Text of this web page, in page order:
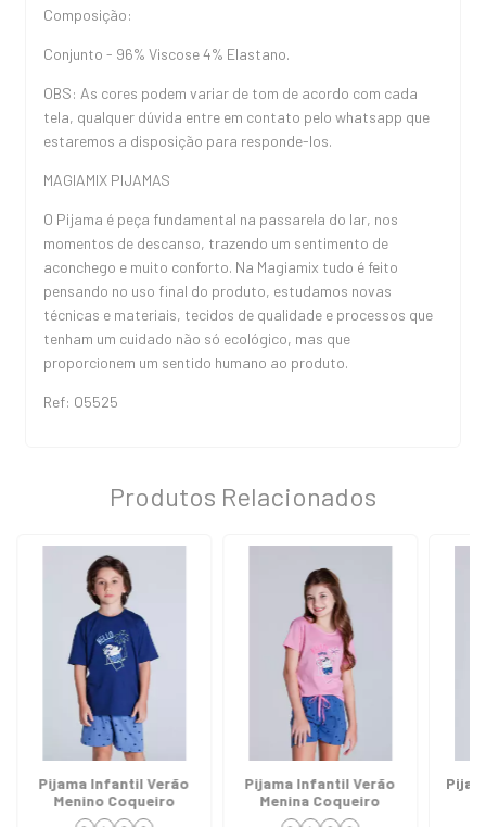
Composição:
Conjunto - 96% Viscose 4% Elastano.
OBS: As cores podem variar de tom de acordo com cada
tela, qualquer dúvida entre em contato pelo whatsapp que
estaremos a disposição para responde-los.
MAGIAMIX PIJAMAS
O Pijama é peça fundamental na passarela do lar, nos
momentos de descanso, trazendo um sentimento de
aconchego e muito conforto. Na Magiamix tudo é feito
pensando no uso final do produto, estudamos novas
técnicas e materiais, tecidos de qualidade e processos que
tenham um cuidado não só ecológico, mas que
proporcionem um sentido humano ao produto.
Ref: O5525
Produtos Relacionados
Pijama Infantil Verão
Menino Coqueiro
Pijama Infantil Verão
Menina Coqueiro